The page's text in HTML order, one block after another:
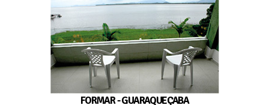
FORMAR - GUARAQUEÇABA